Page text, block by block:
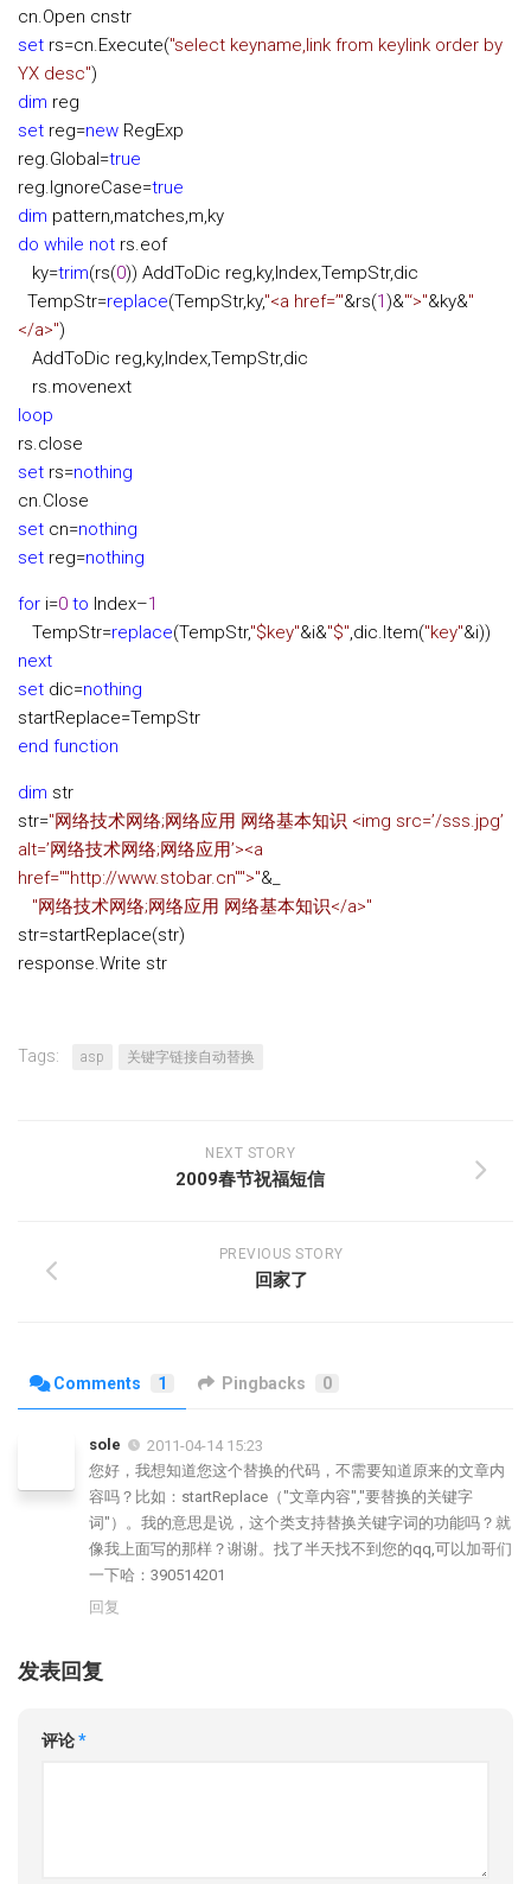
cn.Open cnstr
set rs=cn.Execute("select keyname,link from keylink order by
YX desc")
dim reg
set reg=new RegExp
reg.Global=true
reg.IgnoreCase=true
dim pattern,matches,m,ky
do while not rs.eof
ky=trim(rs(0)) AddToDic reg,ky,Index,TempStr,dic
TempStr=replace(TempStr,ky,"<a href=’"&rs(1)&"‘>"&ky&"
</a>")
AddToDic reg,ky,Index,TempStr,dic
rs.movenext
loop
rs.close
set rs=nothing
cn.Close
set cn=nothing
set reg=nothing
for i=0 to Index–1
TempStr=replace(TempStr,"$key"&i&"$",dic.Item("key"&i))
next
set dic=nothing
startReplace=TempStr
end function
dim str
str="网络技术网络;网络应用 网络基本知识 <img src=’/sss.jpg’
alt=’网络技术网络;网络应用’><a
href=""http://www.stobar.cn"">"&
"网络技术网络;网络应用 网络基本知识</a>"
str=startReplace(str)
response.Write str
Tags: asp 关键字链接自动替换
NEXT STORY
2009春节祝福短信
PREVIOUS STORY
回家了
Comments 1 Pingbacks 0
sole
2011-04-14 15:23
您好，我想知道您这个替换的代码，不需要知道原来的文章内
容吗？比如：startReplace（"文章内容","要替换的关键字
词"）。我的意思是说，这个类支持替换关键字词的功能吗？就
像我上面写的那样？谢谢。找了半天找不到您的qq,可以加哥们
一下哈：390514201
回复
发表回复
评论*